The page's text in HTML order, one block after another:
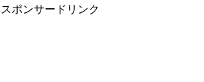
スポンサードリンク